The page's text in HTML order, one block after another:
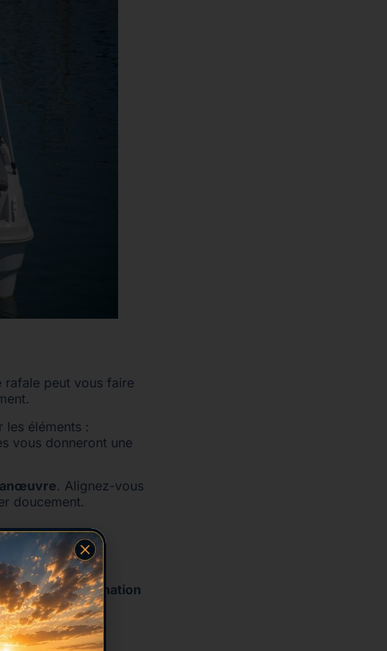
rafale peut vous faire
les éléments :
vous donneront une
. Alignez-vous
doucement.
de lacoordination
chacun :